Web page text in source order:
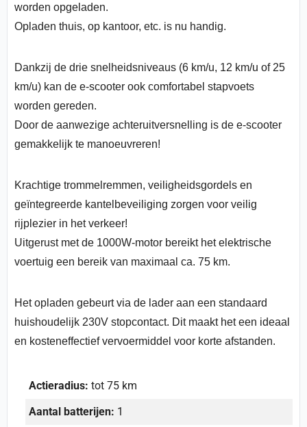
worden opgeladen.
Opladen thuis, op kantoor, etc. is nu handig.
Dankzij de drie snelheidsniveaus (6 km/u, 12 km/u of 25
km/u) kan de e-scooter ook comfortabel stapvoets
worden gereden.
Door de aanwezige achteruitversnelling is de e-scooter
gemakkelijk te manoeuvreren!
Krachtige trommelremmen, veiligheidsgordels en
geïntegreerde kantelbeveiliging zorgen voor veilig
rijplezier in het verkeer!
Uitgerust met de 1000W-motor bereikt het elektrische
voertuig een bereik van maximaal ca. 75 km.
Het opladen gebeurt via de lader aan een standaard
huishoudelijk 230V stopcontact. Dit maakt het een ideaal
en kosteneffectief vervoermiddel voor korte afstanden.
Actieradius: tot 75 km
Aantal batterijen: 1